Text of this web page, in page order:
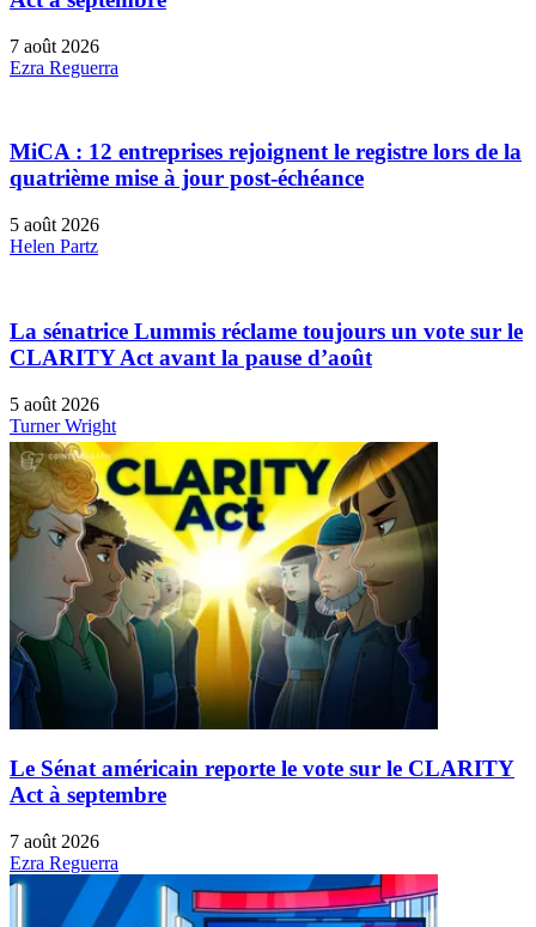
7 août 2026
Ezra Reguerra
MiCA : 12 entreprises rejoignent le registre lors de la
quatrième mise à jour post-échéance
5 août 2026
Helen Partz
La sénatrice Lummis réclame toujours un vote sur le
CLARITY Act avant la pause d’août
5 août 2026
Turner Wright
Le Sénat américain reporte le vote sur le CLARITY
Act à septembre
7 août 2026
Ezra Reguerra